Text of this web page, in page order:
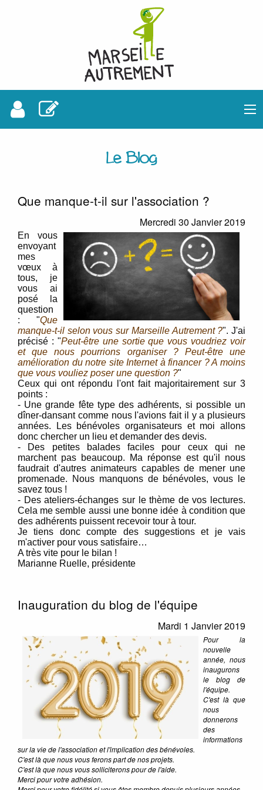
Le Blog
Que manque-t-il sur l'association ?
Mercredi 30 Janvier 2019
En vous
envoyant
mes
vœux à
tous, je
vous ai
posé la
question
: "Que
manque-t-il selon vous sur Marseille Autrement ?". J'ai
précisé : "Peut-être une sortie que vous voudriez voir
et que nous pourrions organiser ? Peut-être une
amélioration du notre site Internet à financer ? A moins
que vous vouliez poser une question ?"
Ceux qui ont répondu l'ont fait majoritairement sur 3
points :
- Une grande fête type des adhérents, si possible un
dîner-dansant comme nous l'avions fait il y a plusieurs
années. Les bénévoles organisateurs et moi allons
donc chercher un lieu et demander des devis.
-
Des petites balades faciles pour ceux qui ne
marchent pas beaucoup. Ma réponse est qu'il nous
faudrait d'autres animateurs capables de mener une
promenade. Nous manquons de bénévoles, vous le
savez tous !
- Des ateliers-échanges sur le thème de vos lectures.
Cela me semble aussi une bonne idée à condition que
des adhérents puissent recevoir tour à tour.
Je tiens donc compte des suggestions et je vais
m'activer pour vous satisfaire…
A très vite pour le bilan !
Marianne Ruelle, présidente
Inauguration du blog de l'équipe
Mardi 1 Janvier 2019
Pour la
nouvelle
année, nous
inaugurons
le blog de
l'équipe.
C'est là que
nous
donnerons
des
informations
sur la vie de l'association et l'implication des bénévoles.
C'est là que nous vous ferons part de nos projets.
C'est là que nous vous solliciterons pour de l'aide.
Merci pour votre adhésion.